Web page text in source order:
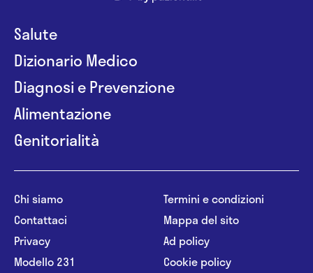
Salute
Dizionario Medico
Diagnosi e Prevenzione
Alimentazione
Genitorialità
Chi siamo
Contattaci
Privacy
Modello 231
Termini e condizioni
Mappa del sito
Ad policy
Cookie policy